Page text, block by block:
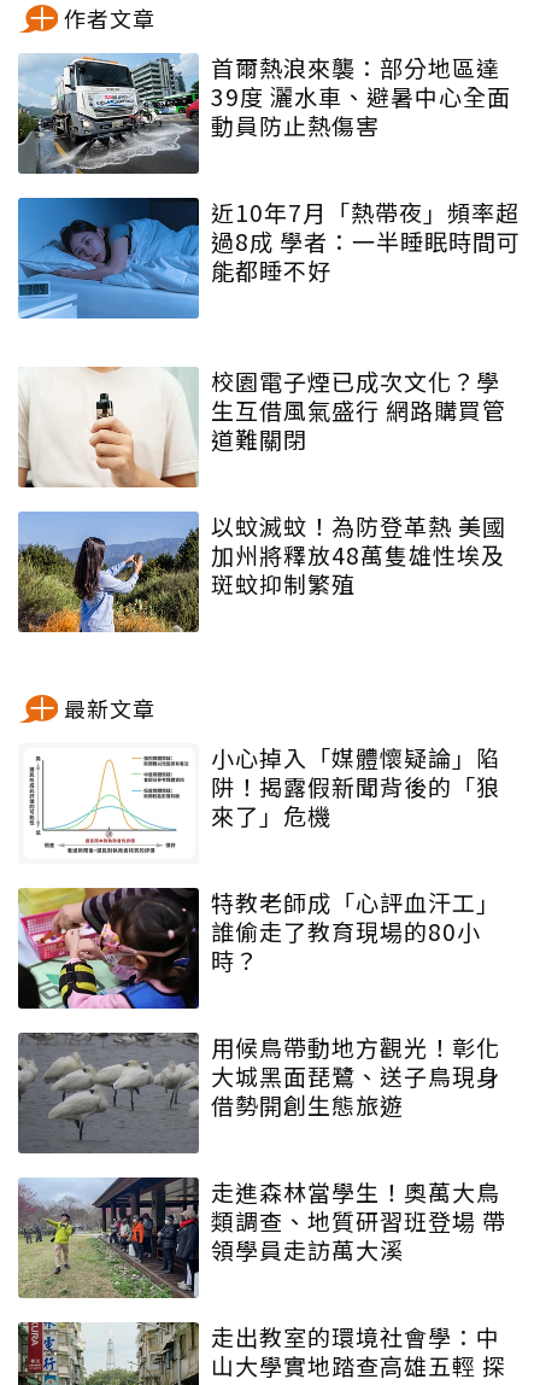
作者文章
首爾熱浪來襲：部分地區達
39度 灑水車、避暑中心全面
動員防止熱傷害
近10年7月「熱帶夜」頻率超
過8成 學者：一半睡眠時間可
能都睡不好
校園電子煙已成次文化？學
生互借風氣盛行 網路購買管
道難關閉
以蚊滅蚊！為防登革熱 美國
加州將釋放48萬隻雄性埃及
斑蚊抑制繁殖
最新文章
小心掉入「媒體懷疑論」陷
阱！揭露假新聞背後的「狼
來了」危機
特教老師成「心評血汗工」
誰偷走了教育現場的80小
時？
用候鳥帶動地方觀光！彰化
大城黑面琵鷺、送子鳥現身
借勢開創生態旅遊
走進森林當學生！奧萬大鳥
類調查、地質研習班登場 帶
領學員走訪萬大溪
走出教室的環境社會學：中
山大學實地踏查高雄五輕 探